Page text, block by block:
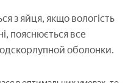
з яйця, якщо вологість
пояснюється все
оболонки.